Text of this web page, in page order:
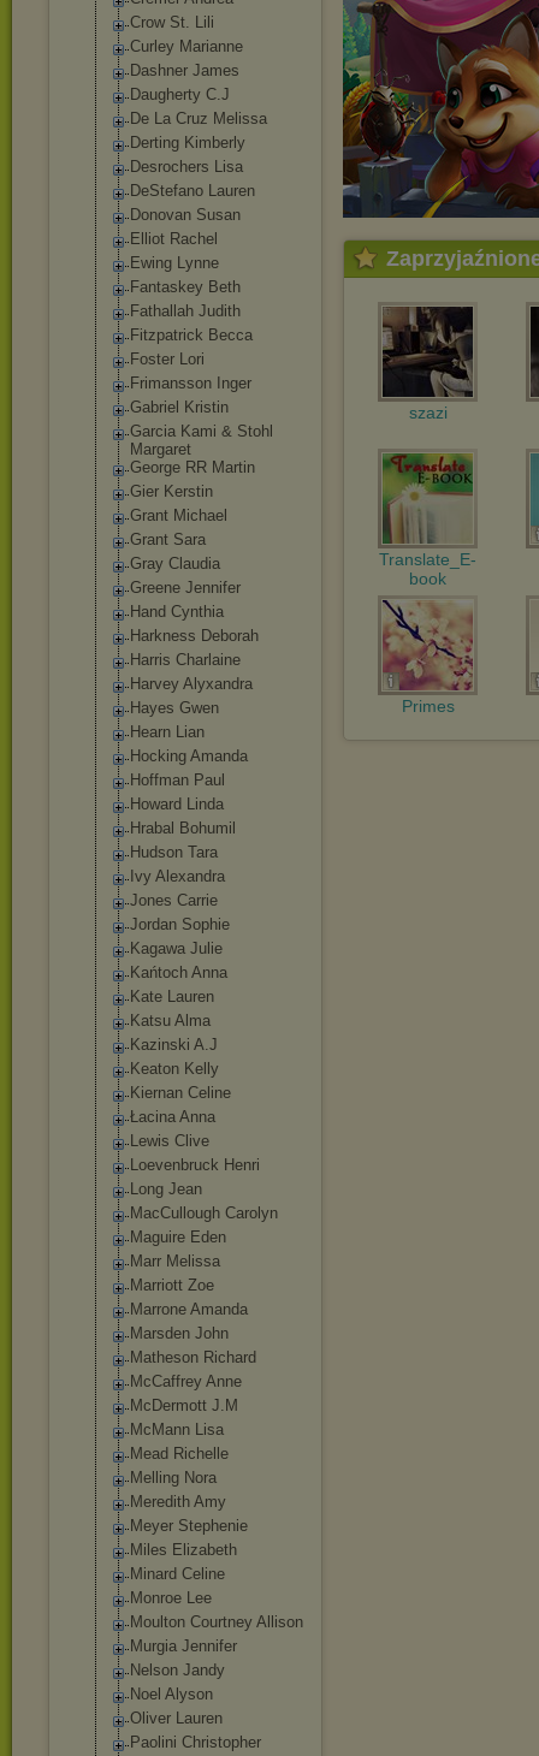
Crow St. Lili
Curley Marianne
Dashner James
Daugherty C.J
De La Cruz Melissa
Derting Kimberly
Desrochers Lisa
DeStefano Lauren
Donovan Susan
Elliot Rachel
Ewing Lynne
Fantaskey Beth
Fathallah Judith
Fitzpatrick Becca
Foster Lori
Frimansson Inger
Gabriel Kristin
Garcia Kami & Stohl
Margaret
George RR Martin
Gier Kerstin
Grant Michael
Grant Sara
Gray Claudia
Greene Jennifer
Hand Cynthia
Harkness Deborah
Harris Charlaine
Harvey Alyxandra
Hayes Gwen
Hearn Lian
Hocking Amanda
Hoffman Paul
Howard Linda
Hrabal Bohumil
Hudson Tara
Ivy Alexandra
Jones Carrie
Jordan Sophie
Kagawa Julie
Kańtoch Anna
Kate Lauren
Katsu Alma
Kazinski A.J
Keaton Kelly
Kiernan Celine
Łacina Anna
Lewis Clive
Loevenbruck Henri
Long Jean
MacCullough Carolyn
Maguire Eden
Marr Melissa
Marriott Zoe
Marrone Amanda
Marsden John
Matheson Richard
McCaffrey Anne
McDermott J.M
McMann Lisa
Mead Richelle
Melling Nora
Meredith Amy
Meyer Stephenie
Miles Elizabeth
Minard Celine
Monroe Lee
Moulton Courtney Allison
Murgia Jennifer
Nelson Jandy
Noel Alyson
Oliver Lauren
Paolini Christopher
szazi
Translate_E-
book
Primes